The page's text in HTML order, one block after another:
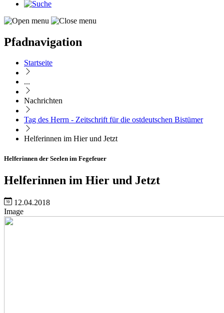
Pfadnavigation
Startseite
...
Nachrichten
Tag des Herrn - Zeitschrift für die ostdeutschen Bistümer
Helferinnen im Hier und Jetzt
Helferinnen der Seelen im Fegefeuer
Helferinnen im Hier und Jetzt
12.04.2018
Image